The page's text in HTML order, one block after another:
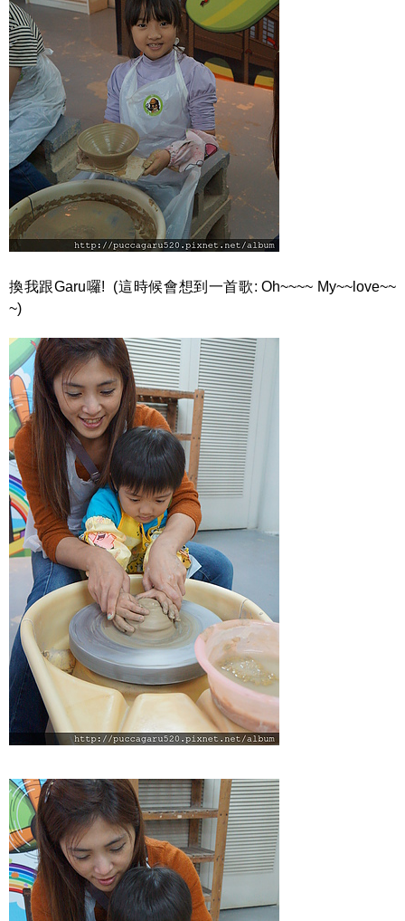
換我跟Garu囉! (這時候會想到一首歌: Oh~~~~ My~~love~~
~)